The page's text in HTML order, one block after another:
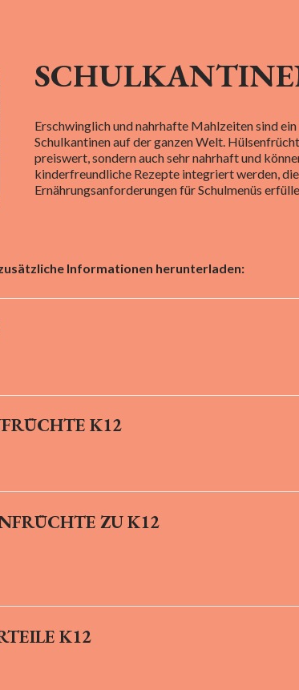
Erschwinglichundnahrhafte Mahlzeiten sind
Schulkantinen auf der ganzen Welt.
preiswert, sondern auch sehr nahrhaft und
kinderfreundliche Rezepte integriert werden,
Ernährungsanforderungen für Schulmenüs
Informationen herunterladen:
K12
ZU K12
K12